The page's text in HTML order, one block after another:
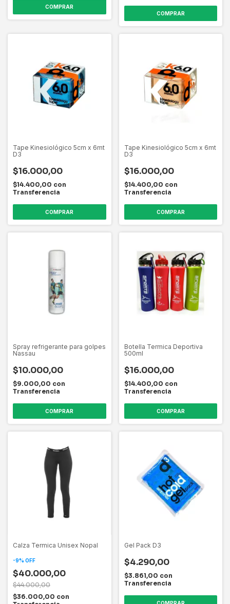
COMPRAR
Tape Kinesiológico 5cm x 6mt
D3
$16.000,00
$14.400,00 con
Transferencia
Tape Kinesiológico 5cm x 6mt
D3
$16.000,00
$14.400,00 con
Transferencia
Spray refrigerante para golpes
Nassau
$10.000,00
$9.000,00 con
Transferencia
Botella Termica Deportiva
500ml
$16.000,00
$14.400,00 con
Transferencia
COMPRAR
Calza Termica Unisex Nopal
-9% OFF
$40.000,00
$44.000,00
$36.000,00 con
Gel Pack D3
$4.290,00
$3.861,00 con
Transferencia